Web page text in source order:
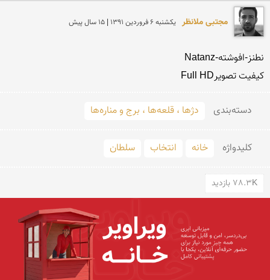
مجتبی ملانظر يكشنبه 6 فروردين 1391 | 15 سال پیش
کیفیت تصویرFull HD
دسته‌بندی دژها ، قلعه‌ها ، برج و مناره‌ها
کلید‌واژه خانه انتخاب سلطان
78.3K بازدید